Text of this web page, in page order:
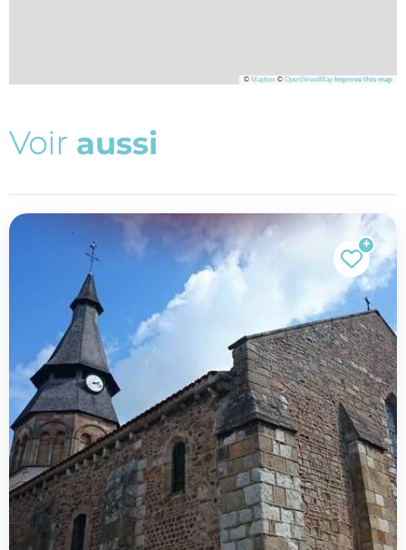
© Mapbox © OpenStreetMap Improve this map
Voir aussi